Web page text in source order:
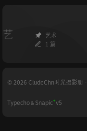
艺
艺术
1 篇
© 2026 CludeChn时光摄影册 -
Typecho& Snapic+v5